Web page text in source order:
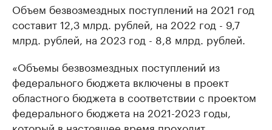
Объем безвозмездных поступлений на 2021 год
составит 12,3 млрд. рублей, на 2022 год - 9,7
млрд. рублей, на 2023 год - 8,8 млрд. рублей.
«Объемы безвозмездных поступлений из
федерального бюджета включены в проект
областного бюджета в соответствии с проектом
федерального бюджета на 2021-2023 годы,